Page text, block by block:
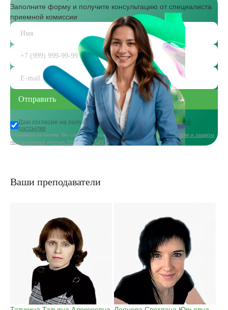
Заполните форму и получите консультацию от специалиста
приемной комиссии
Даю согласие на получениеинформационной и рекламной
рассылки
*Нажимая на кнопку, Вы соглашаетесь сполитикой в области обработки и защиты
персональных данных АНО ДПО «ЦАППКК»
Ваши преподаватели